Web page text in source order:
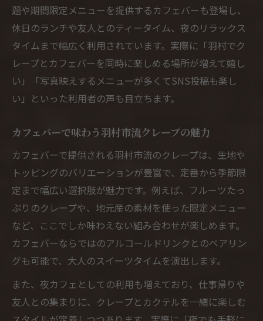
題や期間限定メニューを提供するカフェバーも登場し、
休日のランチや友人とのティータイム、夜のリラックス
タイムまで幅広く利用されています。実際に「羽村でク
レープとカフェバーを同時に楽しめる場所が増えて嬉し
い」「写真映えするメニューが多くてSNS投稿も楽し
い」といった利用者の声も目立ちます。
カフェバーで味わう羽村市流クレープの魅力
カフェバーで提供される羽村市流のクレープは、生地や
トッピングのバリエーションが豊富で、定番から季節限
定まで幅広い選択肢が魅力です。例えば、フルーツたっ
ぷりのクレープや、地元産の素材を使った限定メニュー
など、ここでしか味わえない組み合わせが楽しめます。
カフェバーならではのアルコールドリンクとのペアリン
グも可能で、大人のスイーツタイムを演出します。
また、夜カフェとしての利用も増えており、仕事帰りや
友人との集まりに、クレープとカクテルを一緒に楽しむ